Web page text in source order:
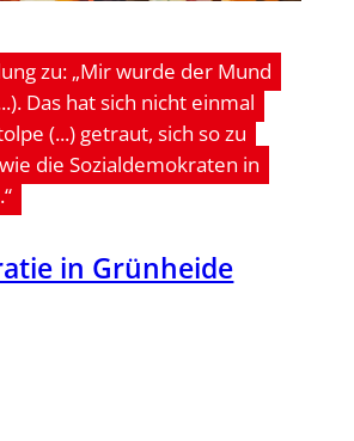
zu: „Mir wurde der Mund
Das hat sich nicht einmal
(...) getraut, sich so zu
die Sozialdemokraten in
in Grünheide